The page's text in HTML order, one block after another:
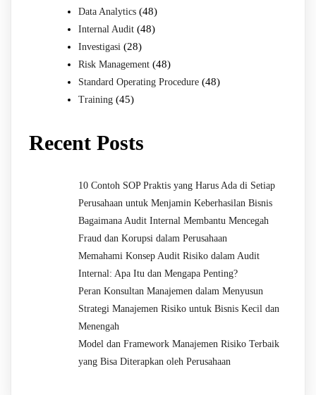
Data Analytics (48)
Internal Audit (48)
Investigasi (28)
Risk Management (48)
Standard Operating Procedure (48)
Training (45)
Recent Posts
10 Contoh SOP Praktis yang Harus Ada di Setiap
Perusahaan untuk Menjamin Keberhasilan Bisnis
Bagaimana Audit Internal Membantu Mencegah
Fraud dan Korupsi dalam Perusahaan
Memahami Konsep Audit Risiko dalam Audit
Internal: Apa Itu dan Mengapa Penting?
Peran Konsultan Manajemen dalam Menyusun
Strategi Manajemen Risiko untuk Bisnis Kecil dan
Menengah
Model dan Framework Manajemen Risiko Terbaik
yang Bisa Diterapkan oleh Perusahaan